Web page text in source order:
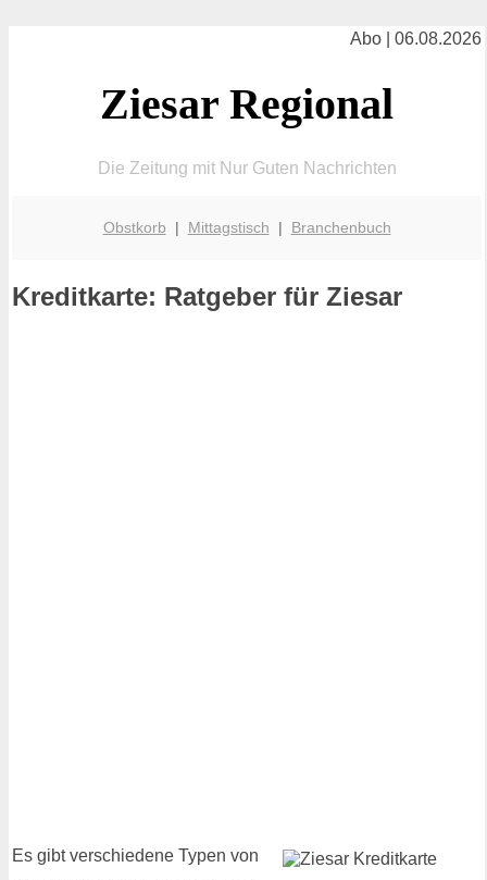
Abo | 06.08.2026
Ziesar Regional
Die Zeitung mit Nur Guten Nachrichten
Obstkorb | Mittagstisch | Branchenbuch
Kreditkarte: Ratgeber für Ziesar
Es gibt verschiedene Typen von